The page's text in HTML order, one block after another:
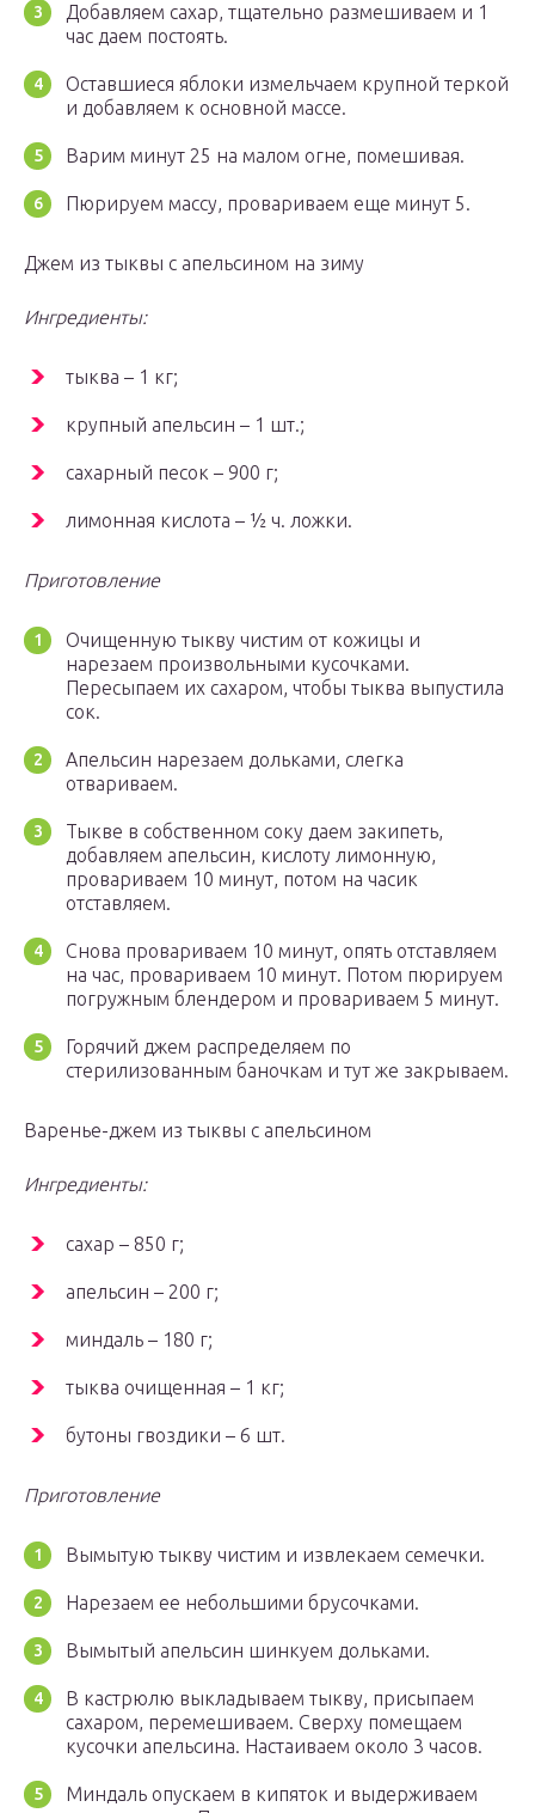
Добавляем сахар, тщательно размешиваем и 1
час даем постоять.
Оставшиеся яблоки измельчаем крупной теркой
и добавляем к основной массе.
Варим минут 25 на малом огне, помешивая.
Пюрируем массу, провариваем еще минут 5.
Джем из тыквы с апельсином на зиму
Ингредиенты:
тыква – 1 кг;
крупный апельсин – 1 шт.;
сахарный песок – 900 г;
лимонная кислота – ½ ч. ложки.
Приготовление
Очищенную тыкву чистим от кожицы и
нарезаем произвольными кусочками.
Пересыпаем их сахаром, чтобы тыква выпустила
сок.
Апельсин нарезаем дольками, слегка
отвариваем.
Тыкве в собственном соку даем закипеть,
добавляем апельсин, кислоту лимонную,
провариваем 10 минут, потом на часик
отставляем.
Снова провариваем 10 минут, опять отставляем
на час, провариваем 10 минут. Потом пюрируем
погружным блендером и провариваем 5 минут.
Горячий джем распределяем по
стерилизованным баночкам и тут же закрываем.
Варенье-джем из тыквы с апельсином
Ингредиенты:
сахар – 850 г;
апельсин – 200 г;
миндаль – 180 г;
тыква очищенная – 1 кг;
бутоны гвоздики – 6 шт.
Приготовление
Вымытую тыкву чистим и извлекаем семечки.
Нарезаем ее небольшими брусочками.
Вымытый апельсин шинкуем дольками.
В кастрюлю выкладываем тыкву, присыпаем
сахаром, перемешиваем. Сверху помещаем
кусочки апельсина. Настаиваем около 3 часов.
Миндаль опускаем в кипяток и выдерживаем